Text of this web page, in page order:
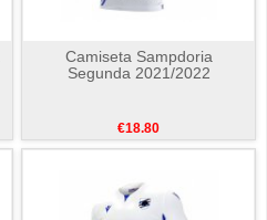
Camiseta Sampdoria
Segunda 2021/2022
€18.80